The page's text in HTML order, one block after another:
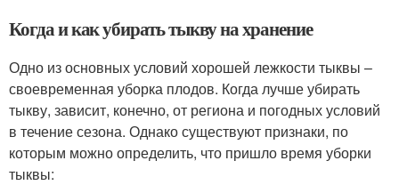
Когда и как убирать тыкву на хранение
Одно из основных условий хорошей лежкости тыквы –
своевременная уборка плодов. Когда лучше убирать
тыкву, зависит, конечно, от региона и погодных условий
в течение сезона. Однако существуют признаки, по
которым можно определить, что пришло время уборки
тыквы: